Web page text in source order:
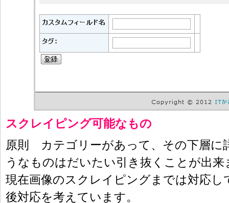
スクレイピング可能なもの
原則 カテゴリーがあって、その下層に
うなものはだいたい引き抜くことが出来
現在画像のスクレイピングまでは対応し
後対応を考えています。